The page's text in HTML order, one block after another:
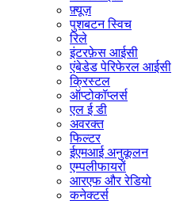
फ़्यूज़
पुशबटन स्विच
रिले
इंटरफ़ेस आईसी
एंबेडेड पेरिफेरल आईसी
क्रिस्टल
ऑप्टोकॉप्लर्स
एल ई डी
अवरक्त
फिल्टर
ईएमआई अनुकूलन
एम्पलीफायरों
आरएफ और रेडियो
कनेक्टर्स